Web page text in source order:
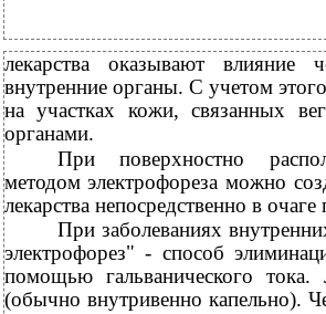
лекарства оказывают влияние
внутренние органы. С учетом
на участках кожи, связанных
органами.
При поверхностно
методом электрофореза можно
лекарства непосредственно в
При заболеваниях
электрофорез" - способ
помощью гальванического тока.
(обычно внутривенно капельно).